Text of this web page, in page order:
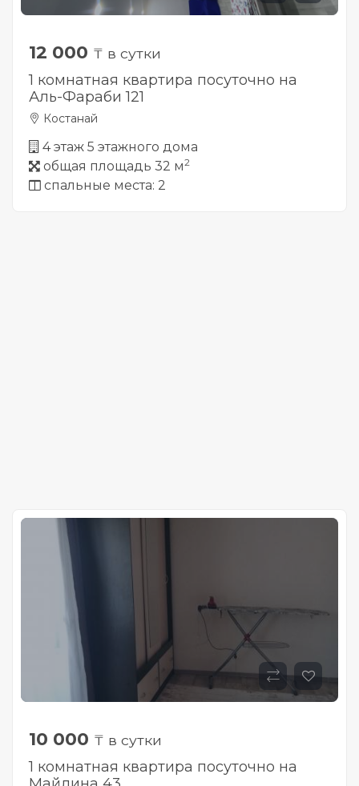
12 000 ₸ в сутки
1 комнатная квартира посуточно на
Аль-Фараби 121
Костанай
4 этаж 5 этажного дома
общая площадь 32 м2
спальные места: 2
10 000 ₸ в сутки
1 комнатная квартира посуточно на